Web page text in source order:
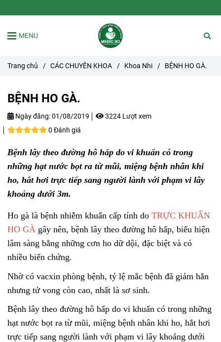
MENU
Trang chủ / CÁC CHUYÊN KHOA / Khoa Nhi / BỆNH HO GÀ.
BỆNH HO GÀ.
Ngày đăng:01/08/2019
3224 Lượt xem
0 Đánh giá
Bệnh lây theo đường hô hấp do vi khuẩn có trong
những hạt nước bọt ra từ mũi, miệng bệnh nhân khi
ho, hắt hơi trực tiếp sang người lành với phạm vi lây
khoảng dưới 3m.
Ho gà là bệnh nhiễm khuẩn cấp tính do TRỰC KHUẨN
HO GÀ gây nên, bệnh lây theo đường hô hấp, biểu hiện
lâm sàng bằng những cơn ho dữ dội, đặc biệt và có
nhiều biến chứng.
Nhờ có vacxin phòng bệnh, tỷ lệ mắc bệnh đã giảm hẳn
nhưng tử vong còn cao, nhất là sơ sinh.
Bệnh lây theo đường hô hấp do vi khuẩn có trong những
hạt nước bọt ra từ mũi, miệng bệnh nhân khi ho, hắt hơi
trực tiếp sang người lành với phạm vi lây khoảng dưới